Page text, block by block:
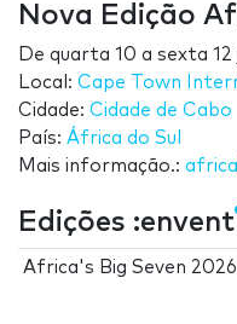
Nova Edição
De quarta 10 a sexta 12
Local: Cape Town
Cidade: Cidade de Cabo
País: África do Sul
Mais informação.:
Edições :envent
Africa's Big Seven 2026